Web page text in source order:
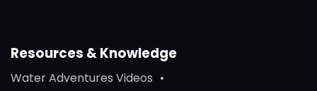
Resources & Knowledge
Water Adventures Videos